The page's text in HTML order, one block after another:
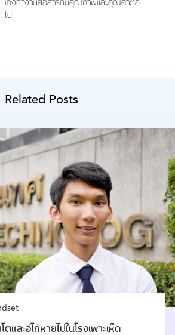
เองทำงานสื่อสารที่มีคุณภาพและคุณค่าต่อ
ไป
Related Posts
ตและอีโก้หายไปในโรงเพาะเห็ด